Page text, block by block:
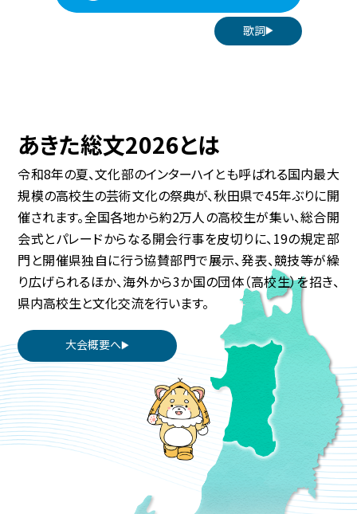
歌詞
あきた総文2026とは
令和8年の夏、文化部のインターハイとも呼ばれる国内最大
規模の高校生の芸術文化の祭典が、秋田県で45年ぶりに開
催されます。全国各地から約2万人の高校生が集い、総合開
会式とパレードからなる開会行事を皮切りに、19の規定部
門と開催県独自に行う協賛部門で展示、発表、競技等が繰
り広げられるほか、海外から3か国の団体（高校生）を招き、
県内高校生と文化交流を行います。
大会概要へ